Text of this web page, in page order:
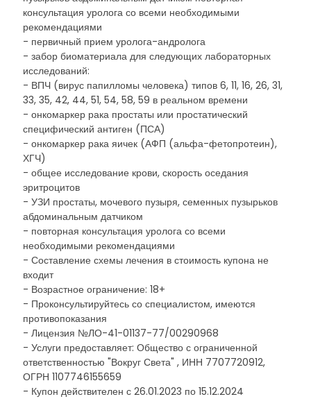
консультация уролога со всеми необходимыми
рекомендациями
- первичный прием уролога-андролога
- забор биоматериала для следующих лабораторных
исследований:
- ВПЧ (вирус папилломы человека) типов 6, 11, 16, 26, 31,
33, 35, 42, 44, 51, 54, 58, 59 в реальном времени
- онкомаркер рака простаты или простатический
специфический антиген (ПСА)
- онкомаркер рака яичек (АФП (альфа-фетопротеин),
ХГЧ)
- общее исследование крови, скорость оседания
эритроцитов
- УЗИ простаты, мочевого пузыря, семенных пузырьков
абдоминальным датчиком
- повторная консультация уролога со всеми
необходимыми рекомендациями
- Составление схемы лечения в стоимость купона не
входит
- Возрастное ограничение: 18+
- Проконсультируйтесь со специалистом, имеются
противопоказания
- Лицензия №ЛО-41-01137-77/00290968
- Услуги предоставляет: Общество с ограниченной
ответственностью "Вокруг Света" , ИНН 7707720912,
ОГРН 1107746155659
- Купон действителен с 26.01.2023 по 15.12.2024